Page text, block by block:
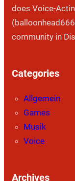
does Voice-
community in
Categories
Allgemein
Games
Musik
Voice
Archives